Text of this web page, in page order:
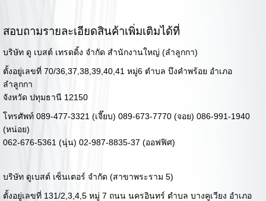
สอบถามรายละเอียดสินค้าเพิ่มเติมได้ที่
บริษัท ดู เบสต์ เทรดดิ้ง จำกัด สำนักงานใหญ่ (ลำลูกกา)
ตั้งอยู่เลขที่ 70/36,37,38,39,40,41 หมู่6 ตำบล บึงคำพร้อย อำเภอ
ลำลูกกา
จังหวัด ปทุมธานี 12150
โทรศัพท์ 089-477-3321 (เจี๊ยบ) 089-673-7770 (จอย) 086-991-1940
(หน่อย)
062-676-5361 (นุ่น) 02-987-8835-37 (ออฟฟิศ)
บริษัท ดูเบสต์ เซ็นเตอร์ จำกัด (สาขาพระราม 5)
ตั้งอยู่เลขที่ 131/2,3,4,5 หมู่ 7 ถนน นครอินทร์ ตำบล บางคูเวียง อำเภอ